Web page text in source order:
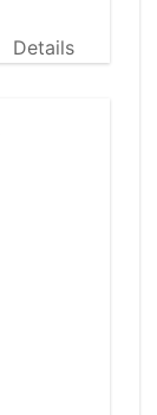
Details